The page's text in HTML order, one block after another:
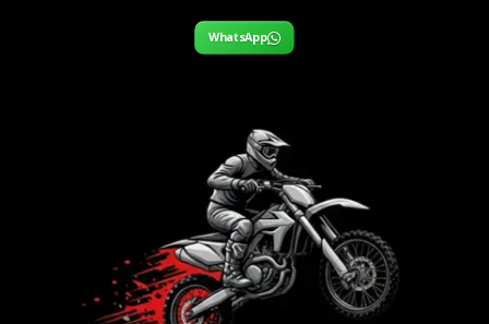
WhatsApp